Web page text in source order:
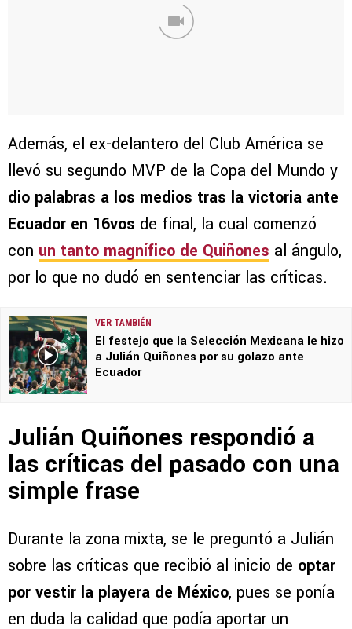
Además, el ex-delantero del Club América se
llevó su segundo MVP de la Copa del Mundo y
dio palabras a los medios tras la victoria ante
Ecuador en 16vos de final, la cual comenzó
con un tanto magnífico de Quiñones al ángulo,
por lo que no dudó en sentenciar las críticas.
VER TAMBIÉN
El festejo que la Selección Mexicana le hizo
a Julián Quiñones por su golazo ante
Ecuador
Julián Quiñones respondió a
las críticas del pasado con una
simple frase
Durante la zona mixta, se le preguntó a Julián
sobre las críticas que recibió al inicio de optar
por vestir la playera de México, pues se ponía
en duda la calidad que podía aportar un